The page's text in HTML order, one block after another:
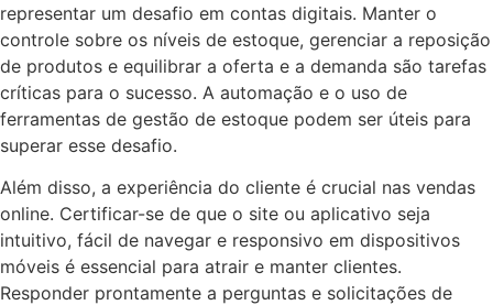
representar um desafio em contas digitais. Manter o
controle sobre os níveis de estoque, gerenciar a reposição
de produtos e equilibrar a oferta e a demanda são tarefas
críticas para o sucesso. A automação e o uso de
ferramentas de gestão de estoque podem ser úteis para
superar esse desafio.
Além disso, a experiência do cliente é crucial nas vendas
online. Certificar-se de que o site ou aplicativo seja
intuitivo, fácil de navegar e responsivo em dispositivos
móveis é essencial para atrair e manter clientes.
Responder prontamente a perguntas e solicitações de